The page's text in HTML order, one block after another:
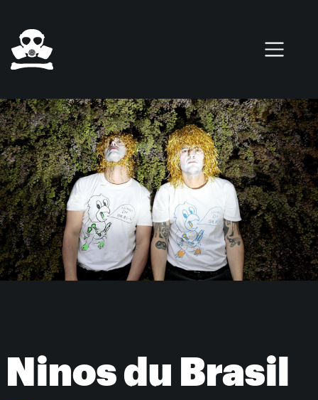
Ninos du Brasil